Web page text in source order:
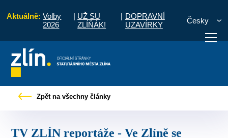
Aktuálně: Volby
2026
| UŽ SU
ZLÍŇÁK!
| DOPRAVNÍ
UZAVÍRKY
Česky
vyřídit Potřebuji zaplatit
Zpět na všechny články
TV ZLÍN reportáže - Ve Zlíně se